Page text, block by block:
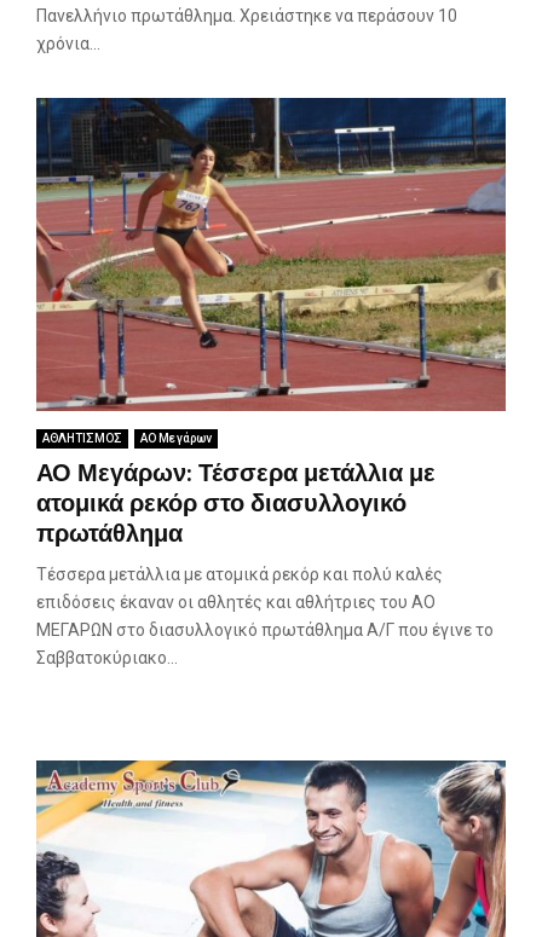
Πανελλήνιο πρωτάθλημα. Χρειάστηκε να περάσουν 10
χρόνια...
ΑΘΛΗΤΙΣΜΟΣ ΑΟ Μεγάρων
ΑΟ Μεγάρων: Τέσσερα μετάλλια με
ατομικά ρεκόρ στο διασυλλογικό
πρωτάθλημα
Τέσσερα μετάλλια με ατομικά ρεκόρ και πολύ καλές
επιδόσεις έκαναν οι αθλητές και αθλήτριες του ΑΟ
ΜΕΓΑΡΩΝ στο διασυλλογικό πρωτάθλημα Α/Γ που έγινε το
Σαββατοκύριακο...